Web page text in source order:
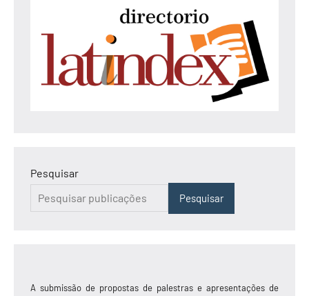
Pesquisar
Pesquisar
A submissão de propostas de palestras e apresentações de